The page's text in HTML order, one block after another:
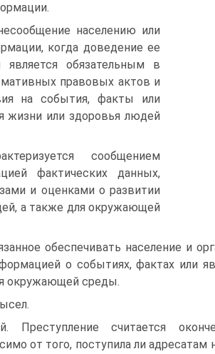
населению или
когда доведение ее
обязательным в
правовых актов и
на события, факты или
жизни или здоровья людей
сообщением
фактических данных,
и оценками о развитии
а также для окружающей
обеспечивать население и
о событиях, фактах или
окружающей среды.
Преступление считается
от того, поступила ли